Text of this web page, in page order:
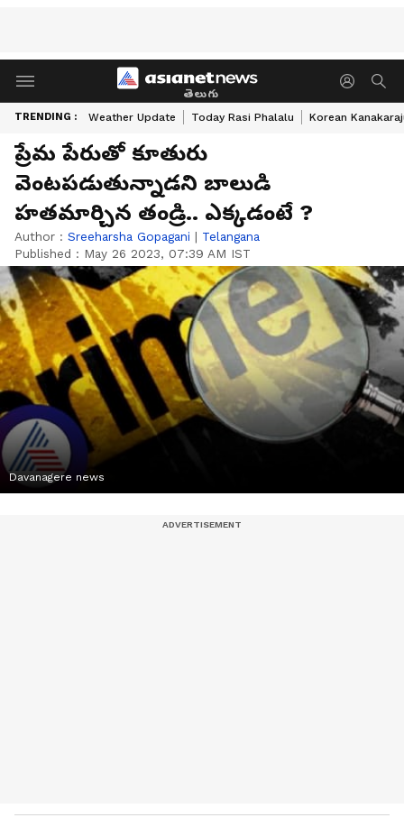
తెలుగు
TRENDING : Weather Update Today Rasi Phalalu Korean
ప్రేమ పేరుతో కూతురు
వెంటపడుతున్నాడని బాలుడి
హతమార్చిన తండ్రి.. ఎక్కడంటే ?
Author : Sreeharsha Gopagani | Telangana
Published : May 26 2023, 07:39 AM IST
Davanagere news